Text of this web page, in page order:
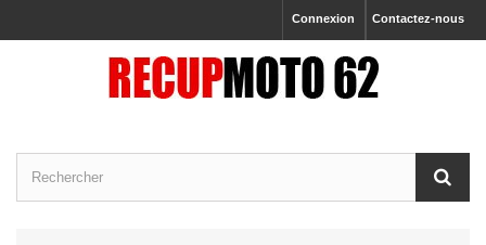
Contactez-nous
Connexion